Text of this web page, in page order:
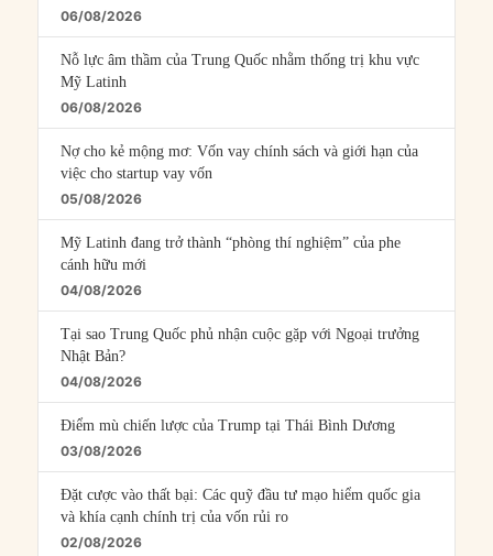
06/08/2026
Nỗ lực âm thầm của Trung Quốc nhằm thống trị khu vực
Mỹ Latinh
06/08/2026
Nợ cho kẻ mộng mơ: Vốn vay chính sách và giới hạn của
việc cho startup vay vốn
05/08/2026
Mỹ Latinh đang trở thành “phòng thí nghiệm” của phe
cánh hữu mới
04/08/2026
Tại sao Trung Quốc phủ nhận cuộc gặp với Ngoại trưởng
Nhật Bản?
04/08/2026
Điểm mù chiến lược của Trump tại Thái Bình Dương
03/08/2026
Đặt cược vào thất bại: Các quỹ đầu tư mạo hiểm quốc gia
và khía cạnh chính trị của vốn rủi ro
02/08/2026